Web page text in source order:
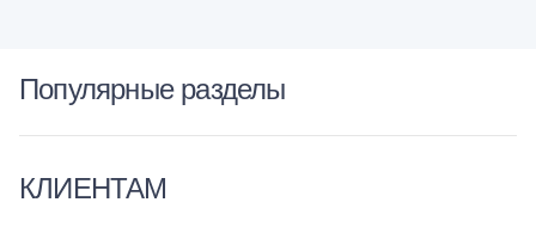
Популярные разделы
КЛИЕНТАМ